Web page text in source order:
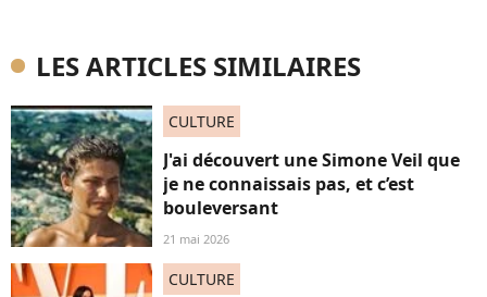
LES ARTICLES SIMILAIRES
CULTURE
J'ai découvert une Simone Veil que
je ne connaissais pas, et c’est
bouleversant
21 mai 2026
CULTURE